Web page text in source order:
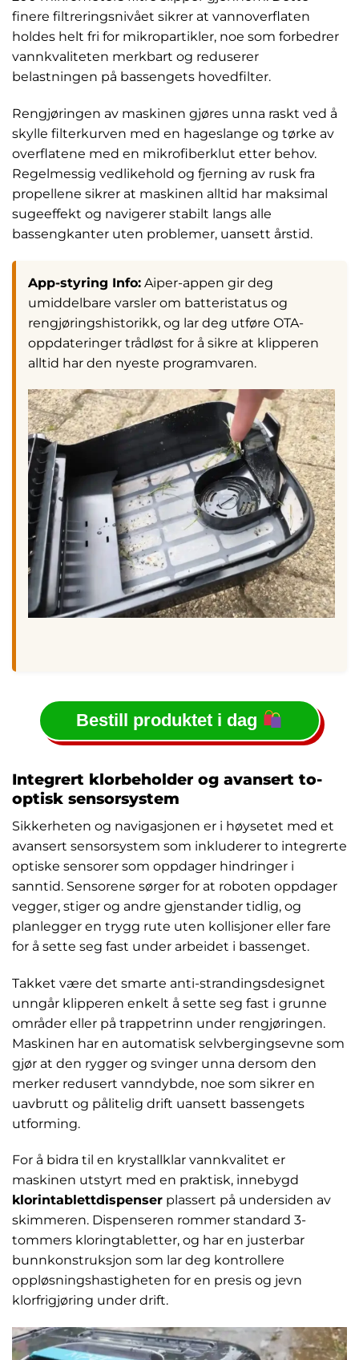
finere filtreringsnivået sikrer at vannoverflaten
holdes helt fri for mikropartikler, noe som forbedrer
vannkvaliteten merkbart og reduserer
belastningen på bassengets hovedfilter.
Rengjøringen av maskinen gjøres unna raskt ved å
skylle filterkurven med en hageslange og tørke av
overflatene med en mikrofiberklut etter behov.
Regelmessig vedlikehold og fjerning av rusk fra
propellene sikrer at maskinen alltid har maksimal
sugeeffekt og navigerer stabilt langs alle
bassengkanter uten problemer, uansett årstid.
App-styring Info: Aiper-appen gir deg
umiddelbare varsler om batteristatus og
rengjøringshistorikk, og lar deg utføre OTA-
oppdateringer trådløst for å sikre at klipperen
alltid har den nyeste programvaren.
Bestill produktet i dag
Integrert klorbeholder og avansert to-
optisk sensorsystem
Sikkerheten og navigasjonen er i høysetet med et
avansert sensorsystem som inkluderer to integrerte
optiske sensorer som oppdager hindringer i
sanntid. Sensorene sørger for at roboten oppdager
vegger, stiger og andre gjenstander tidlig, og
planlegger en trygg rute uten kollisjoner eller fare
for å sette seg fast under arbeidet i bassenget.
Takket være det smarte anti-strandingsdesignet
unngår klipperen enkelt å sette seg fast i grunne
områder eller på trappetrinn under rengjøringen.
Maskinen har en automatisk selvbergingsevne som
gjør at den rygger og svinger unna dersom den
merker redusert vanndybde, noe som sikrer en
uavbrutt og pålitelig drift uansett bassengets
utforming.
For å bidra til en krystallklar vannkvalitet er
maskinen utstyrt med en praktisk, innebygd
klorintablettdispenser plassert på undersiden av
skimmeren. Dispenseren rommer standard 3-
tommers kloringtabletter, og har en justerbar
bunnkonstruksjon som lar deg kontrollere
oppløsningshastigheten for en presis og jevn
klorfrigjøring under drift.